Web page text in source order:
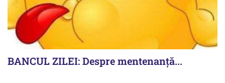
BANCUL ZILEI: Despre mentenanță...